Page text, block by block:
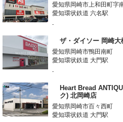
愛知県岡崎市上和田町字
愛知環状鉄道 六名駅
-
ザ・ダイソー 岡崎大
愛知県岡崎市鴨田南町
愛知環状鉄道 大門駅
-
Heart Bread
ク) 北岡崎店
愛知県岡崎市百々西町
愛知環状鉄道 大門駅